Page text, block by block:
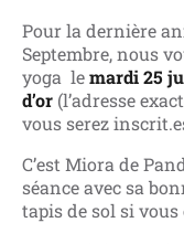
Pour la dernière
Septembre, nous
yoga lemardi 25
d’or (l’adresse
vous serez
C’est Miora de
séance avec sa
tapis de sol si vous